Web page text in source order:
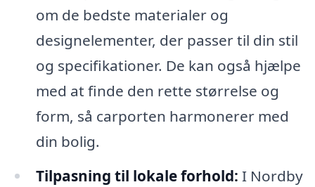
om de bedste materialer og
designelementer, der passer til din stil
og specifikationer. De kan også hjælpe
med at finde den rette størrelse og
form, så carporten harmonerer med
din bolig.
Tilpasning til lokale forhold: I Nordby